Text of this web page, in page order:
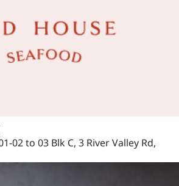
02 to 03 Blk C, 3 River Valley Rd,